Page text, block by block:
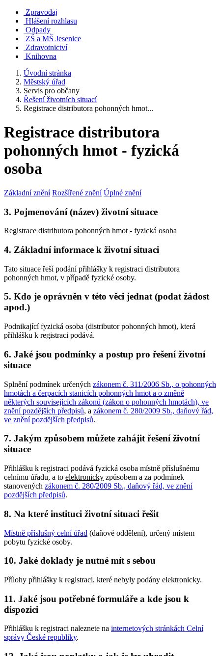
Zpravodaj
Hlášení rozhlasu
Odpady
ZŠ a MŠ Jesenice
Zdravotnictví
Knihovna
Úvodní stránka
Městský úřad
Servis pro občany
Řešení životních situací
Registrace distributora pohonných hmot...
Registrace distributora
pohonných hmot - fyzická
osoba
Základní znění Rozšířené znění Úplné znění
3. Pojmenování (název) životní situace
Registrace distributora pohonných hmot - fyzická osoba
4. Základní informace k životní situaci
Tato situace řeší podání přihlášky k registraci distributora
pohonných hmot, v případě fyzické osoby.
5. Kdo je oprávněn v této věci jednat (podat žádost
apod.)
Podnikající fyzická osoba (distributor pohonných hmot), která
přihlášku k registraci podává.
6. Jaké jsou podmínky a postup pro řešení životní
situace
Splnění podmínek určených zákonem č. 311/2006 Sb., o pohonných
hmotách a čerpacích stanicích pohonných hmot a o změně
některých souvisejících zákonů (zákon o pohonných hmotách), ve
znění pozdějších předpisů, a zákonem č. 280/2009 Sb., daňový řád,
ve znění pozdějších předpisů.
7. Jakým způsobem můžete zahájit řešení životní
situace
Přihlášku k registraci podává fyzická osoba místně příslušnému
celnímu úřadu, a to elektronicky způsobem a za podmínek
stanovených zákonem č. 280/2009 Sb., daňový řád, ve znění
pozdějších předpisů.
8. Na které instituci životní situaci řešit
Místně příslušný celní úřad (daňové oddělení), určený místem
pobytu fyzické osoby.
10. Jaké doklady je nutné mít s sebou
Přílohy přihlášky k registraci, které nebyly podány elektronicky.
11. Jaké jsou potřebné formuláře a kde jsou k
dispozici
Přihlášku k registraci naleznete na internetových stránkách Celní
správy České republiky.